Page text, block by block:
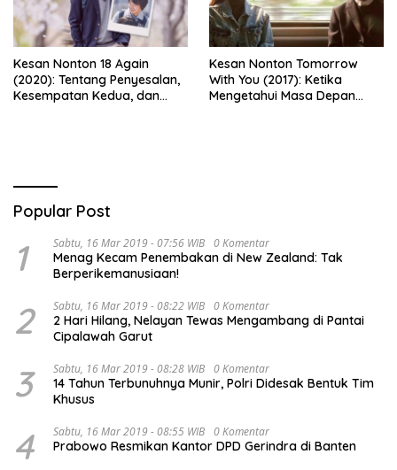
Kesan Nonton 18 Again
(2020): Tentang Penyesalan,
Kesempatan Kedua, dan
Kesan Nonton Tomorrow
With You (2017): Ketika
Mengetahui Masa Depan
Popular Post
1 Sabtu, 16 Mar 2019 - 07:56 WIB 0 Komentar
Menag Kecam Penembakan di New Zealand: Tak
Berperikemanusiaan!
2 Sabtu, 16 Mar 2019 - 08:22 WIB 0 Komentar
2 Hari Hilang, Nelayan Tewas Mengambang di Pantai
Cipalawah Garut
3 Sabtu, 16 Mar 2019 - 08:28 WIB 0 Komentar
14 Tahun Terbunuhnya Munir, Polri Didesak Bentuk Tim
Khusus
4 Sabtu, 16 Mar 2019 - 08:55 WIB 0 Komentar
Prabowo Resmikan Kantor DPD Gerindra di Banten